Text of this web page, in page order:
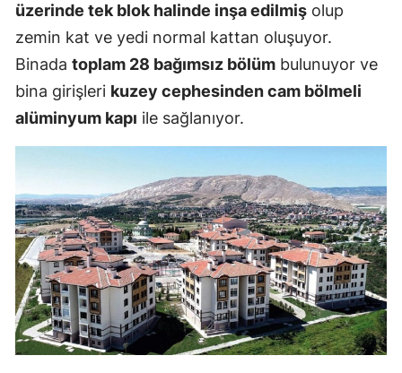
üzerinde tek blok halinde inşa edilmiş olup
zemin kat ve yedi normal kattan oluşuyor.
Binada toplam 28 bağımsız bölüm bulunuyor ve
bina girişleri kuzey cephesinden cam bölmeli
alüminyum kapı ile sağlanıyor.